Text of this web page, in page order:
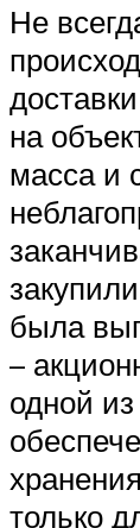
Не
на
масса и
была
–
одной
только